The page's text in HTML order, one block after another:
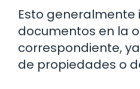
Esto
documentos en la
correspondiente,
de propiedades o